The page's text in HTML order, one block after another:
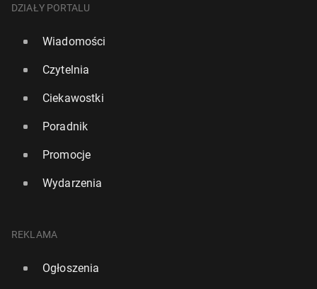
DZIAŁY PORTALU
Wiadomości
Czytelnia
Ciekawostki
Poradnik
Promocje
Wydarzenia
REKLAMA
Ogłoszenia